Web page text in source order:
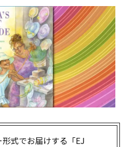
式でお届けする「EJ